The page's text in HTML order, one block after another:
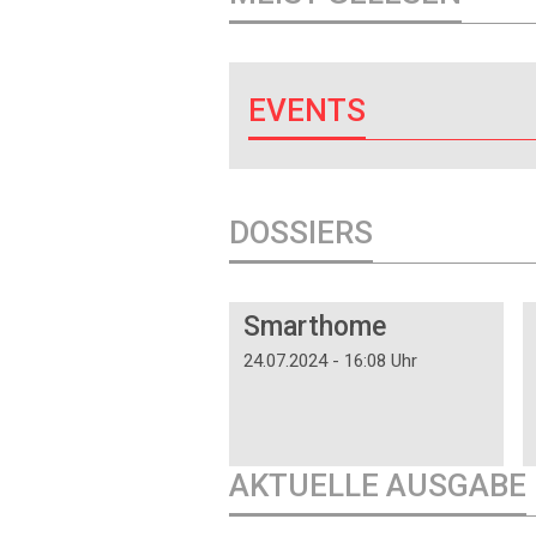
EVENTS
DOSSIERS
Smarthome
24.07.2024 - 16:08 Uhr
AKTUELLE AUSGABE